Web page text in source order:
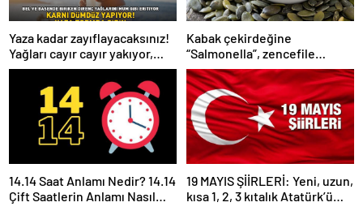
Yaza kadar zayıflayacaksınız!
Yağları cayır cayır yakıyor,
karnı dümdüz yapıyor! Diyet
kabak çorbası tarifi ve püf
noktaları!
Kabak çekirdeğine
“Salmonella”, zencefile
“Bacillus cereus” nasıl
bulaşıyor?
14.14 Saat Anlamı Nedir? 14.14
Çift Saatlerin Anlamı Nasıl
19 MAYIS ŞİİRLERİ: Yeni, uzun,
kısa 1, 2, 3 kıtalık Atatürk’ü